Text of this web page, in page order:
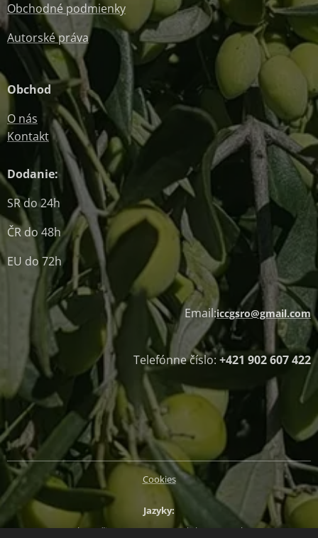
Obchodné podmienky
Autorské práva
Obchod
O nás
Kontakt
Dodanie:
SR do 24h
ČR do 48h
EU do 72h
Email:iccgsro@gmail.com
Telefónne číslo: +421 902 607 422
Cookies
Jazyky
Slovenčina
Magyar English Deutsch